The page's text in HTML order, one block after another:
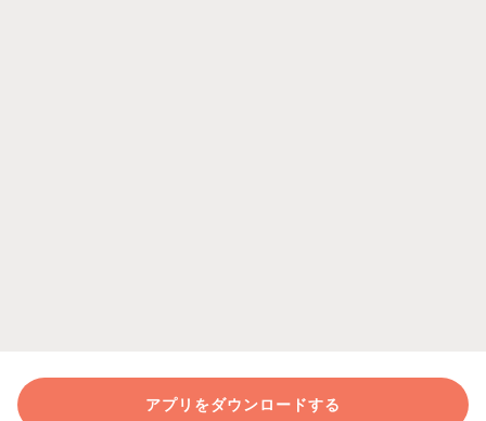
アプリをダウンロードする